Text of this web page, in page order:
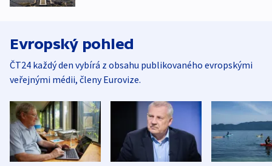
Evropský pohled
ČT24 každý den vybírá z obsahu publikovaného evropskými
veřejnými médii, členy Eurovize.